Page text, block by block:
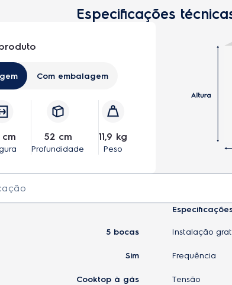
com Tripla Chama e Grades Ferro Fundido
Especificações
Com embalagem
cm 52 cm
Profundidade
11,9 kg
Peso
5 bocas
Sim
Cooktop à gás
Instalação
Frequência
Tensão